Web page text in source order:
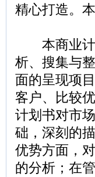
精心打造。
本商业计
析、搜集与
面的呈现项
客户、比较
计划书对市
础，深刻的
优势方面，
的分析；在